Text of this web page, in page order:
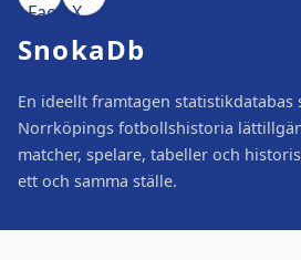
SnokaDb
En ideellt framtagen statistikdatabas
Norrköpings fotbollshistoria
matcher, spelare, tabeller och
ett och samma ställe.